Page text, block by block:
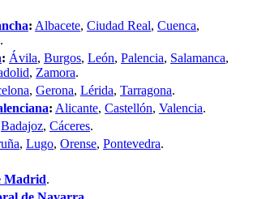
: Albacete, Ciudad Real, Cuenca,
.
: Ávila, Burgos, León, Palencia, Salamanca,
, Zamora.
, Gerona, Lérida, Tarragona.
: Alicante, Castellón, Valencia.
Badajoz, Cáceres.
, Lugo, Orense, Pontevedra.
Madrid.